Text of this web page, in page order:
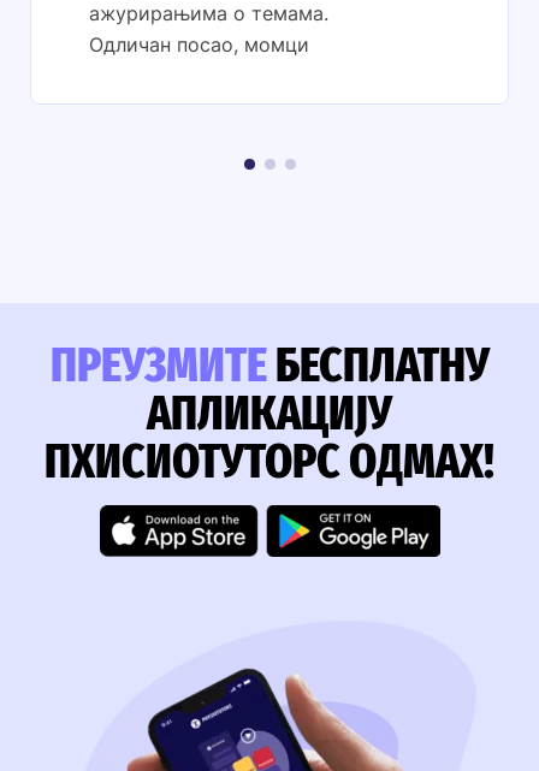
ажурирањима о темама.
Одличан посао, момци
ПРЕУЗМИТЕБЕСПЛАТНУ
АПЛИКАЦИЈУ
ПХИСИОТУТОРС ОДМАХ!